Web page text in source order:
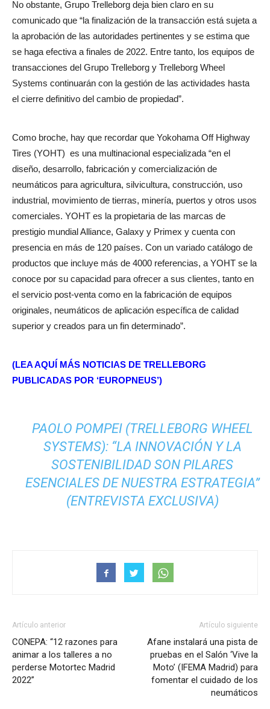
No obstante, Grupo Trelleborg deja bien claro en su
comunicado que “la finalización de la transacción está sujeta a
la aprobación de las autoridades pertinentes y se estima que
se haga efectiva a finales de 2022. Entre tanto, los equipos de
transacciones del Grupo Trelleborg y Trelleborg Wheel
Systems continuarán con la gestión de las actividades hasta
el cierre definitivo del cambio de propiedad”.
Como broche, hay que recordar que Yokohama Off Highway
Tires (YOHT) es una multinacional especializada “en el
diseño, desarrollo, fabricación y comercialización de
neumáticos para agricultura, silvicultura, construcción, uso
industrial, movimiento de tierras, minería, puertos y otros usos
comerciales. YOHT es la propietaria de las marcas de
prestigio mundial Alliance, Galaxy y Primex y cuenta con
presencia en más de 120 países. Con un variado catálogo de
productos que incluye más de 4000 referencias, a YOHT se la
conoce por su capacidad para ofrecer a sus clientes, tanto en
el servicio post-venta como en la fabricación de equipos
originales, neumáticos de aplicación específica de calidad
superior y creados para un fin determinado”.
(LEA AQUÍ MÁS NOTICIAS DE TRELLEBORG
PUBLICADAS POR ‘EUROPNEUS’)
PAOLO POMPEI (TRELLEBORG WHEEL
SYSTEMS): “LA INNOVACIÓN Y LA
SOSTENIBILIDAD SON PILARES
ESENCIALES DE NUESTRA ESTRATEGIA”
(ENTREVISTA EXCLUSIVA)
Artículo anterior
CONEPA: “12 razones para
animar a los talleres a no
perderse Motortec Madrid
2022”
Artículo siguiente
Afane instalará una pista de
pruebas en el Salón ‘Vive la
Moto’ (IFEMA Madrid) para
fomentar el cuidado de los
neumáticos